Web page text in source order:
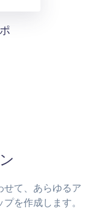
せて、あらゆるア
を作成します。